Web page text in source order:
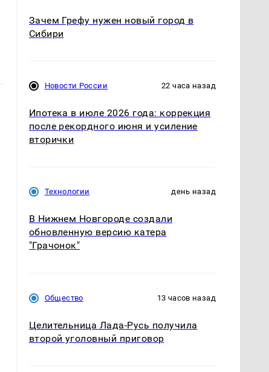
Зачем Грефу нужен новый город в
Сибири
Новости России 22 часа назад
Ипотека в июле 2026 года: коррекция
после рекордного июня и усиление
вторички
Технологии день назад
В Нижнем Новгороде создали
обновленную версию катера
"Грачонок"
Общество 13 часов назад
Целительница Лада-Русь получила
второй уголовный приговор